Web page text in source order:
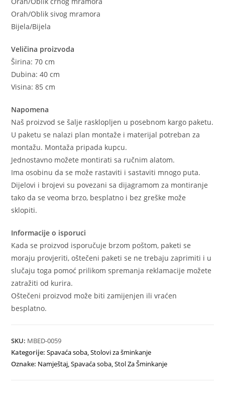
Orah/Oblik sivog mramora
Bijela/Bijela
Veličina proizvoda
Širina: 70 cm
Dubina: 40 cm
Visina: 85 cm
Napomena
Naš proizvod se šalje rasklopljen u posebnom kargo paketu.
U paketu se nalazi plan montaže i materijal potreban za
montažu. Montaža pripada kupcu.
Jednostavno možete montirati sa ručnim alatom.
Ima osobinu da se može rastaviti i sastaviti mnogo puta.
Dijelovi i brojevi su povezani sa dijagramom za montiranje
tako da se veoma brzo, besplatno i bez greške može
sklopiti.
Informacije o isporuci
Kada se proizvod isporučuje brzom poštom, paketi se
moraju provjeriti, oštečeni paketi se ne trebaju zaprimiti i u
slučaju toga pomoć prilikom spremanja reklamacije možete
zatražiti od kurira.
Oštečeni proizvod može biti zamijenjen ili vraćen
besplatno.
SKU: MBED-0059
Kategorije:Spavaća soba ,Stolovi za šminkanje
Oznake: Namještaj ,Spavaća soba ,Stol Za Šminkanje